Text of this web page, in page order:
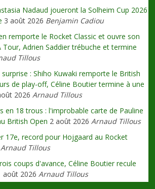
Nadaud joueront la Solheim Cup 2026
3 août 2026 Benjamin Cadiou
remporte le Rocket Classic et ouvre son
Tour, Adrien Saddier trébuche et termine
Tillous
: Shiho Kuwaki remporte le British
de play-off, Céline Boutier termine à une
2026 Arnaud Tillous
en 18 trous : l'improbable carte de Pauline
British Open 2 août 2026 Arnaud Tillous
17e, record pour Hojgaard au Rocket
Arnaud Tillous
coups d'avance, Céline Boutier recule
août 2026 Arnaud Tillous